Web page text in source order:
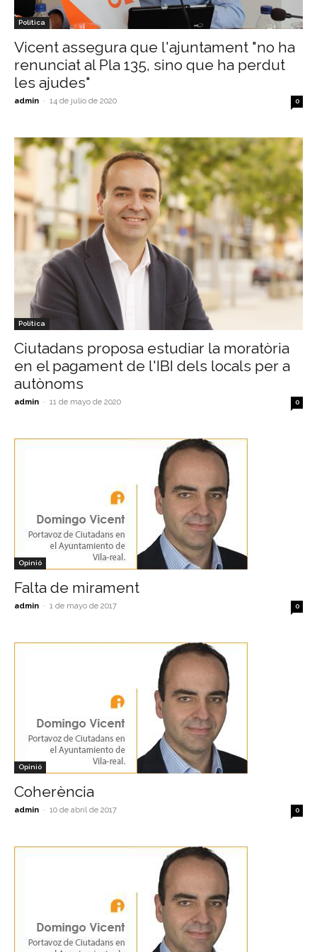
Política
Vicent assegura que l'ajuntament "no ha
renunciat al Pla 135, sino que ha perdut
les ajudes"
admin - 14 de julio de 2020 0
Política
Ciutadans proposa estudiar la moratòria
en el pagament de l'IBI dels locals per a
autònoms
admin - 11 de mayo de 2020 0
Opinió
Falta de mirament
admin - 1 de mayo de 2017 0
Opinió
Coherència
admin - 10 de abril de 2017 0